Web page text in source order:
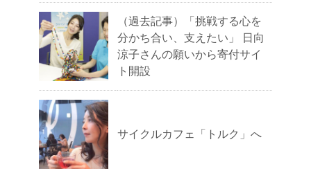
（過去記事）「挑戦する心を
分かち合い、支えたい」 日向
涼子さんの願いから寄付サイ
ト開設
サイクルカフェ「トルク」へ